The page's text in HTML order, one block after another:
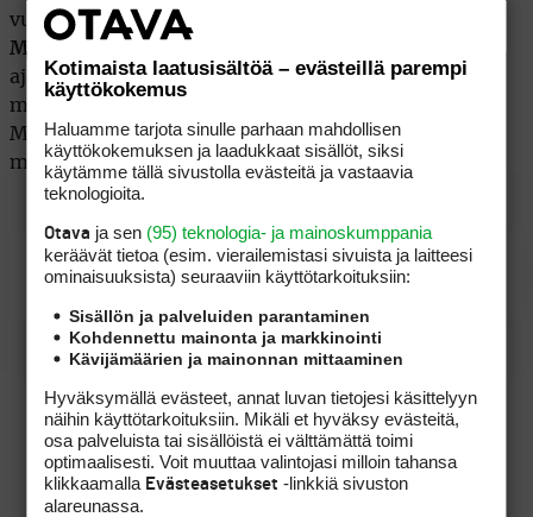
vuotta vastikään täyttänyt
Michelle Wie
ajan surkeasti pelanneen 17-vuotiaan
mahdollisuuksiin uskoo tällähetkellä kovin harva.
Minea Blomqvist osallistui US Openin karsintoihin
mutta jäi tuloksin 83-83 kauas kisapaikasta.
US Open
Kotimaista laatusisältöä – evästeillä parempi
käyttökokemus
Haluamme tarjota sinulle parhaan mahdollisen
käyttökokemuksen ja laadukkaat sisällöt, siksi
käytämme tällä sivustolla evästeitä ja vastaavia
teknologioita.
Otava ja sen (95) teknologia- ja mainoskumppania
keräävät tietoa (esim. vierailemis­tasi sivuista ja laitteesi
ominaisuuk­sista) seuraaviin käyttötarkoituksiin:
Sisällön ja palveluiden parantaminen
Kohdennettu mainonta ja markkinointi
Kävijämäärien ja mainonnan mittaaminen
Hyväksymällä evästeet, annat luvan tietojesi käsittelyyn
näihin käyttötarkoituksiin. Mikäli et hyväksy evästeitä,
osa palveluista tai sisällöistä ei välttämättä toimi
optimaalisesti. Voit muuttaa valintojasi milloin tahansa
klikkaamalla Evästeasetukset -linkkiä sivuston
alareunassa.